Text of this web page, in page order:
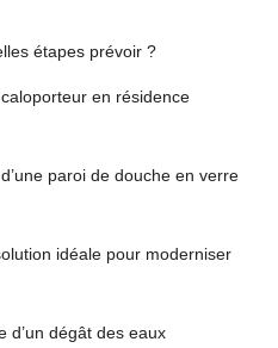
étapes prévoir ?
en résidence
paroi de douche en verre
idéale pour moderniser
d’un dégât des eaux